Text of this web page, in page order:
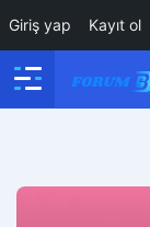
Giriş yap Kayıt ol